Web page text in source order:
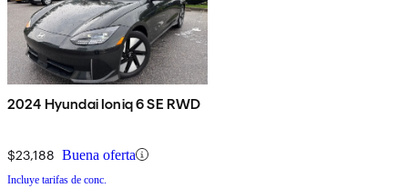
2024 Hyundai Ioniq 6 SE RWD
$23,188 Buena oferta
Incluye tarifas de conc.